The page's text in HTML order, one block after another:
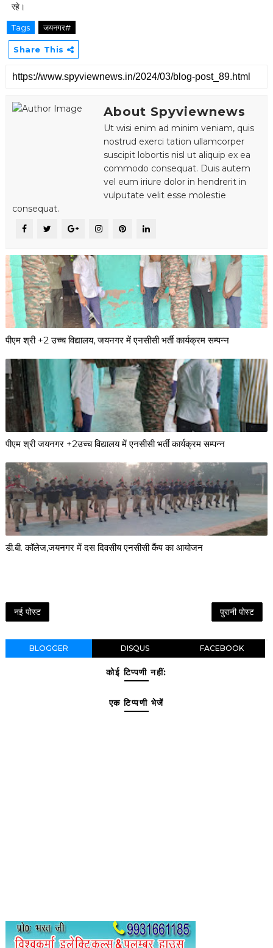
रहे।
Tags जयनगर#
Share This
About Spyviewnews
Ut wisi enim ad minim veniam, quis
nostrud exerci tation ullamcorper
suscipit lobortis nisl ut aliquip ex ea
commodo consequat. Duis autem
vel eum iriure dolor in hendrerit in
vulputate velit esse molestie
consequat.
पीएम श्री +2 उच्च विद्यालय, जयनगर में एनसीसी भर्ती कार्यक्रम सम्पन्न
पीएम श्री जयनगर +2उच्च विद्यालय में एनसीसी भर्ती कार्यक्रम सम्पन्न
डी.बी. कॉलेज,जयनगर में दस दिवसीय एनसीसी कैंप का आयोजन
नई पोस्ट पुरानी पोस्ट
BLOGGER DISQUS FACEBOOK
कोई टिप्पणी नहीं:
एक टिप्पणी भेजें